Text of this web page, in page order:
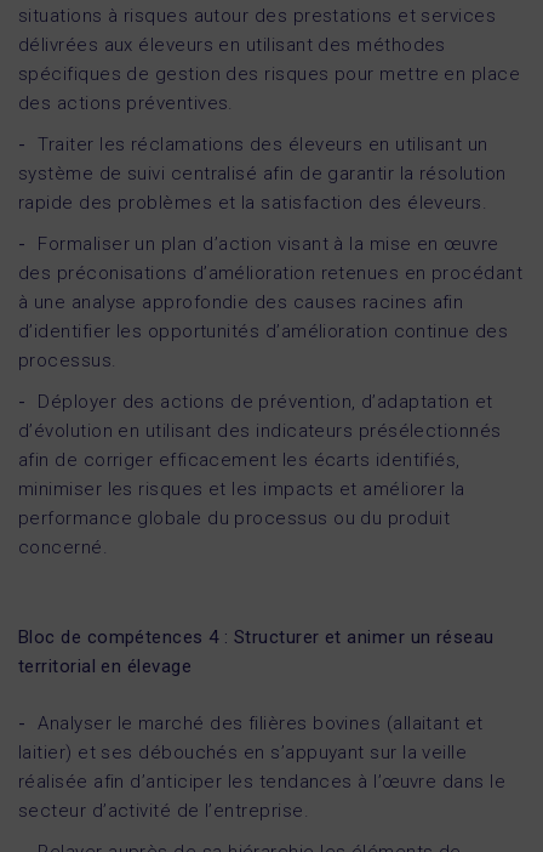
situations à risques autour des prestations et services
délivrées aux éleveurs en utilisant des méthodes
spécifiques de gestion des risques pour mettre en place
des actions préventives.
Traiter les réclamations des éleveurs en utilisant un
système de suivi centralisé afin de garantir la résolution
rapide des problèmes et la satisfaction des éleveurs.
Formaliser un plan d’action visant à la mise en œuvre
des préconisations d’amélioration retenues en procédant
à une analyse approfondie des causes racines afin
d’identifier les opportunités d’amélioration continue des
processus.
Déployer des actions de prévention, d’adaptation et
d’évolution en utilisant des indicateurs présélectionnés
afin de corriger efficacement les écarts identifiés,
minimiser les risques et les impacts et améliorer la
performance globale du processus ou du produit
concerné.
Bloc de compétences 4 : Structurer et animer un réseau
territorial en élevage
Analyser le marché des filières bovines (allaitant et
laitier) et ses débouchés en s’appuyant sur la veille
réalisée afin d’anticiper les tendances à l’œuvre dans le
secteur d’activité de l’entreprise.